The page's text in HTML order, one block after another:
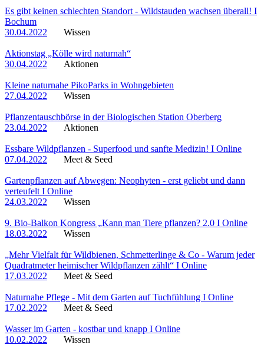
Es gibt keinen schlechten Standort - Wildstauden wachsen überall! I
Bochum
30.04.2022
Wissen
Aktionstag „Kölle wird naturnah“
30.04.2022
Aktionen
Kleine naturnahe PikoParks in Wohngebieten
27.04.2022
Wissen
Pflanzentauschbörse in der Biologischen Station Oberberg
23.04.2022
Aktionen
Essbare Wildpflanzen - Superfood und sanfte Medizin! I Online
07.04.2022
Meet & Seed
Gartenpflanzen auf Abwegen: Neophyten - erst geliebt und dann
verteufelt I Online
24.03.2022
Wissen
9. Bio-Balkon Kongress „Kann man Tiere pflanzen? 2.0 I Online
18.03.2022
Wissen
„Mehr Vielfalt für Wildbienen, Schmetterlinge & Co - Warum jeder
Quadratmeter heimischer Wildpflanzen zählt“ I Online
17.03.2022
Meet & Seed
Naturnahe Pflege - Mit dem Garten auf Tuchfühlung I Online
17.02.2022
Meet & Seed
Wasser im Garten - kostbar und knapp I Online
10.02.2022
Wissen